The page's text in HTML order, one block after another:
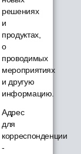
решениях
и
продуктах,
о
проводимых
мероприятиях
и другую
информацию.
Адрес
для
корреспонденции
-